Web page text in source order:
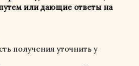
или дающие ответы на
получения уточнить у